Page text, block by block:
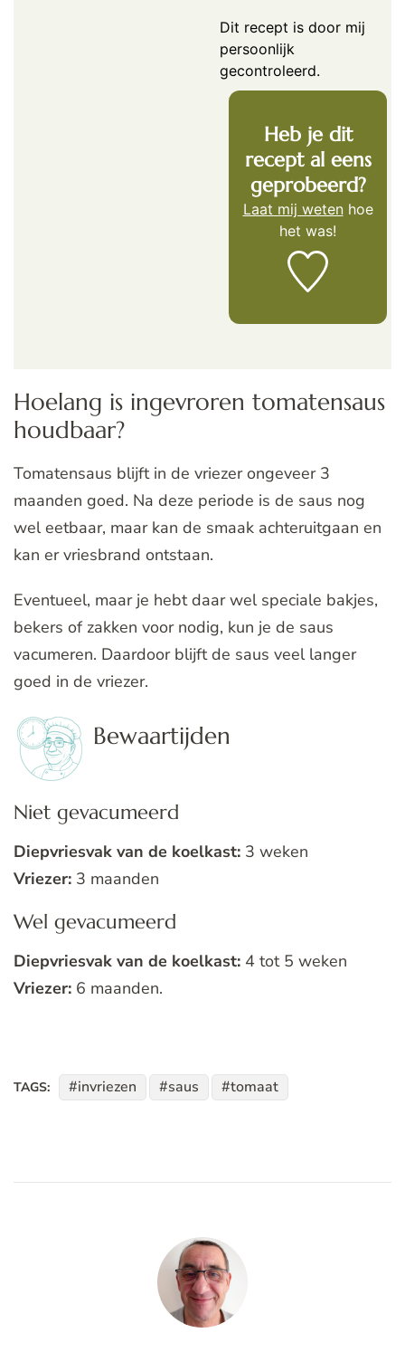
Dit recept is door mij
persoonlijk
gecontroleerd.
Heb je dit
recept al eens
geprobeerd?
Laat mij wetenhoe
het was!
Hoelang is ingevroren tomatensaus
houdbaar?
Tomatensaus blijft in de vriezer ongeveer 3
maanden goed. Na deze periode is de saus nog
wel eetbaar, maar kan de smaak achteruitgaan en
kan er vriesbrand ontstaan.
Eventueel, maar je hebt daar wel speciale bakjes,
bekers of zakken voor nodig, kun je de saus
vacumeren. Daardoor blijft de saus veel langer
goed in de vriezer.
Bewaartijden
Niet gevacumeerd
Diepvriesvak van de koelkast: 3 weken
Vriezer: 3 maanden
Wel gevacumeerd
Diepvriesvak van de koelkast: 4 tot 5 weken
Vriezer: 6 maanden.
TAGS: invriezen saus tomaat